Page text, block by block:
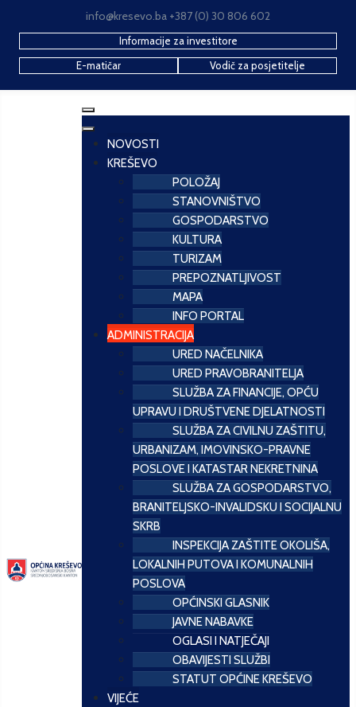
info@kresevo.ba +387 (0) 30 806 602
Informacije za investitore
E-matičar
Vodič za posjetitelje
NOVOSTI
KREŠEVO
POLOŽAJ
STANOVNIŠTVO
GOSPODARSTVO
KULTURA
TURIZAM
PREPOZNATLJIVOST
MAPA
INFO PORTAL
ADMINISTRACIJA
URED NAČELNIKA
URED PRAVOBRANITELJA
SLUŽBA ZA FINANCIJE, OPĆU
UPRAVU I DRUŠTVENE DJELATNOSTI
SLUŽBA ZA CIVILNU ZAŠTITU,
URBANIZAM, IMOVINSKO-PRAVNE
POSLOVE I KATASTAR NEKRETNINA
SLUŽBA ZA GOSPODARSTVO,
BRANITELJSKO-INVALIDSKU I SOCIJALNU
SKRB
INSPEKCIJA ZAŠTITE OKOLIŠA,
LOKALNIH PUTOVA I KOMUNALNIH
POSLOVA
OPĆINSKI GLASNIK
JAVNE NABAVKE
OGLASI I NATJEČAJI
OBAVIJESTI SLUŽBI
STATUT OPĆINE KREŠEVO
VIJEĆE